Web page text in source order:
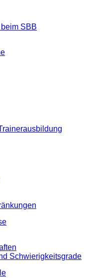
SBB
Schwierigkeitsgrade